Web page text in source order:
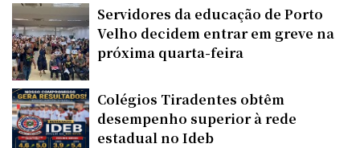
Servidores da educação de Porto
Velho decidem entrar em greve na
próxima quarta-feira
Colégios Tiradentes obtêm
desempenho superior à rede
estadual no Ideb